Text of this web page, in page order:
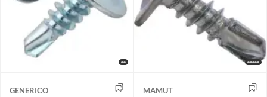
GENERICO MAMUT